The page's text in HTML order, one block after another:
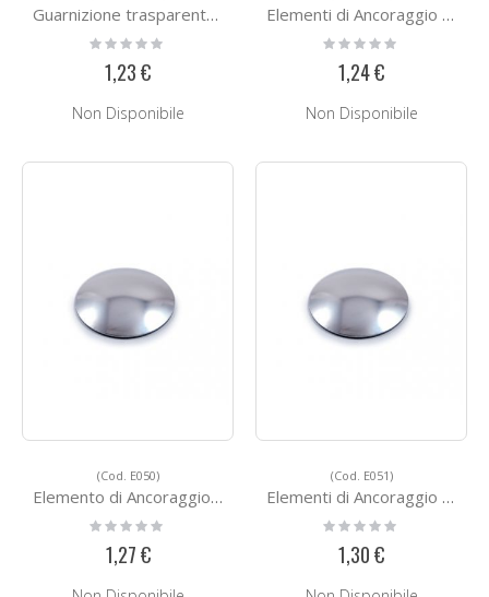
Guarnizione trasparente in gomma
Rating:
1,23 €
Non Disponibile
Elementi di Ancoraggio E052
Rating:
1,24 €
Non Disponibile
(Cod. E050)
Elemento di Ancoraggio E050
Rating:
1,27 €
(Cod. E051)
Elementi di Ancoraggio E051
Rating:
1,30 €